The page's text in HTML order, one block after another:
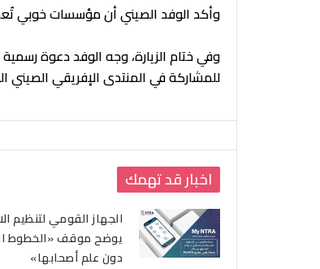
وأكد الوفد الصيني أن مؤسسات خوبي
وفي ختام الزيارة، وجه الوفد دعوة
للمشاركة في المنتدى الإفريقي الصيني
اخبار قد تهمك
الجهاز القومي لتنظيم
يوضح موقف «الخطوط
دون علم أصحابها»